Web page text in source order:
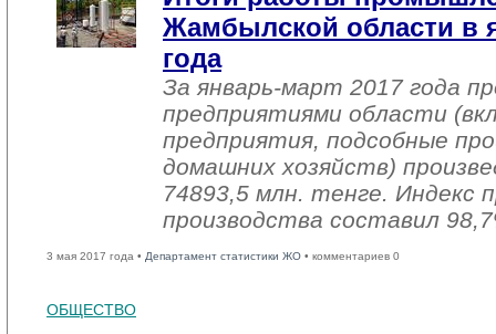
Жамбылской области в
года
За январь-март 2017 года
предприятиями области
предприятия, подсобные
домашних хозяйств)
74893,5 млн. тенге. Индекс
производства составил
3 мая 2017 года • Департамент статистики ЖО • комментариев 0
ОБЩЕСТВО